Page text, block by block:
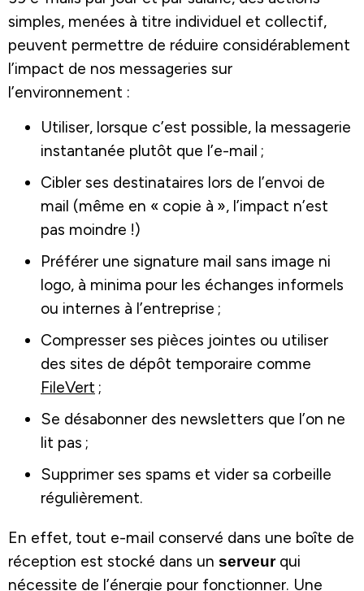
simples, menées à titre individuel et collectif,
peuvent permettre de réduire considérablement
l’impact de nos messageries sur
l’environnement :
Utiliser, lorsque c’est possible, la messagerie
instantanée plutôt que l’e-mail ;
Cibler ses destinataires lors de l’envoi de
mail (même en « copie à », l’impact n’est
pas moindre !)
Préférer une signature mail sans image ni
logo, à minima pour les échanges informels
ou internes à l’entreprise ;
Compresser ses pièces jointes ou utiliser
des sites de dépôt temporaire comme
FileVert ;
Se désabonner des newsletters que l’on ne
lit pas ;
Supprimer ses spams et vider sa corbeille
régulièrement.
En effet, tout e-mail conservé dans une boîte de
réception est stocké dans un serveur qui
nécessite de l’énergie pour fonctionner. Une